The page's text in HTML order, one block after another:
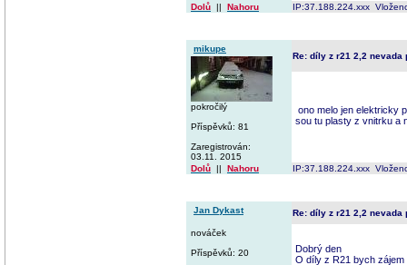
Dolů || Nahoru IP:37.188.224.xxx
mikupe
pokročilý
Příspěvků: 81
Zaregistrován:
03.11. 2015
Re: díly z r21 2,2 nevada
ono melo jen elektricky
sou tu plasty z vnitrku a
Dolů || Nahoru IP:37.188.224.xxx
Jan Dykast
nováček
Příspěvků: 20
Re: díly z r21 2,2 nevada
Dobrý den
O díly z R21 bych